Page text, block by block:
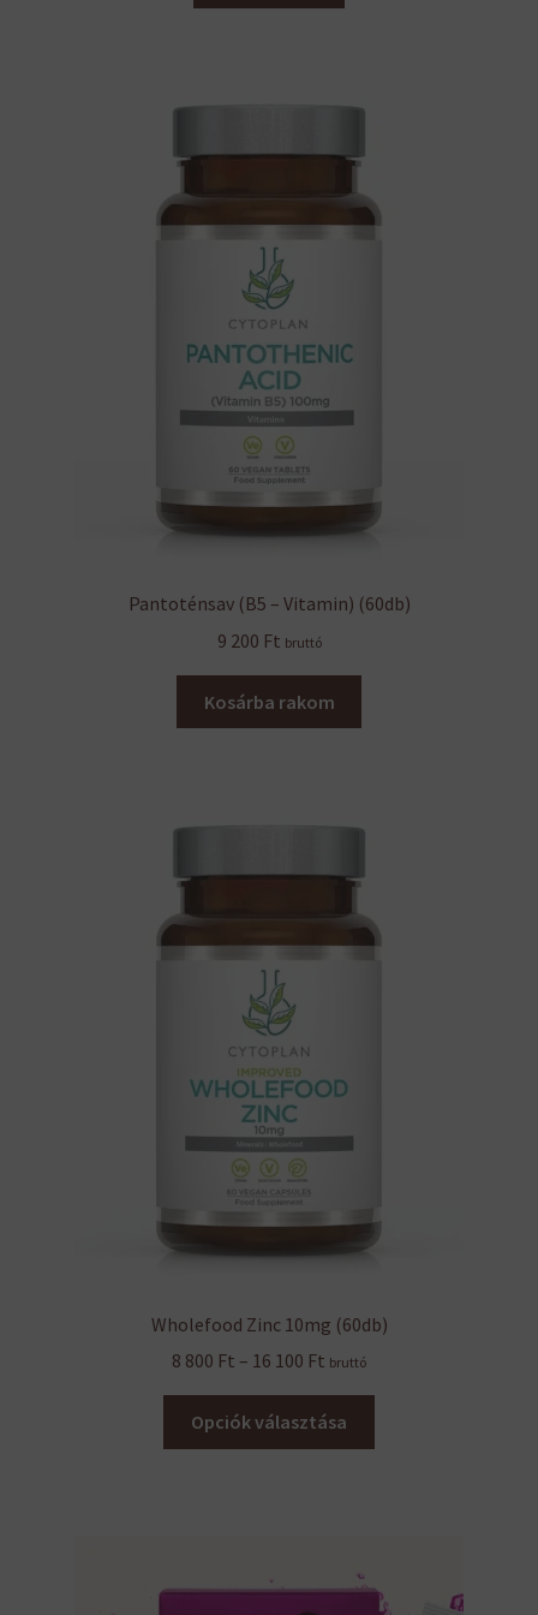
Pantoténsav (B5 – Vitamin) (60db)
9 200 Ft bruttó
Kosárba rakom
Wholefood Zinc 10mg (60db)
8 800 Ft – 16 100 Ft Ártartomány:
8
800 Ft
-
bruttó
Opciók választása
A